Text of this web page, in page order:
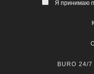
Я принимаю
BURO